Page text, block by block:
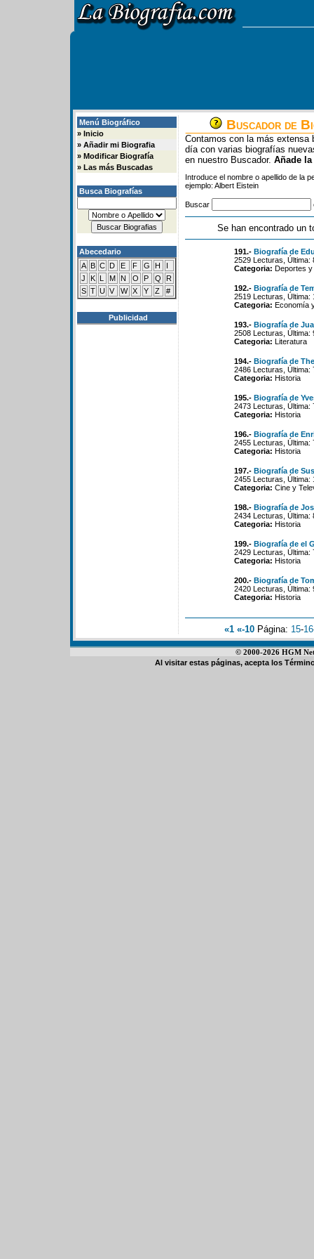
Menú Biográfico
» Inicio
» Añadir mi Biografia
» Modificar Biografía
» Las más Buscadas
Busca Biografías
Abecedario
A B C D E F G H
I
J
K L M N O P Q
R
S T U V W X Y Z #
Publicidad
Buscador de
Contamos con la más extensa
día con varias biografías
en nuestro Buscador. Añade
Introduce el nombre o apellido de la
ejemplo: Albert Eistein
Buscar
Se han encontrado un
191.- Biografía de
2529 Lecturas, Última:
Categoria: Deportes
192.- Biografía de
2519 Lecturas, Última:
Categoria: Economía
193.- Biografía de
2508 Lecturas, Última:
Categoria: Literatura
194.- Biografía de
2486 Lecturas, Última:
Categoria: Historia
195.- Biografía de
2473 Lecturas, Última:
Categoria: Historia
196.- Biografía de
2455 Lecturas, Última:
Categoria: Historia
197.- Biografía de
2455 Lecturas, Última:
Categoria: Cine y
198.- Biografía de
2434 Lecturas, Última:
Categoria: Historia
199.- Biografía de el
2429 Lecturas, Última:
Categoria: Historia
200.- Biografía de
2420 Lecturas, Última:
Categoria: Historia
«1 «-10 Página: 15-16
© 2000-2026 HGM
Al visitar estas páginas, acepta los